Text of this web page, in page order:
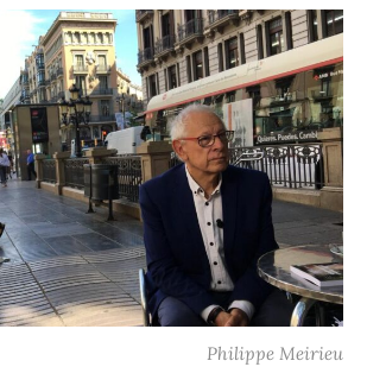
Philippe Meirieu